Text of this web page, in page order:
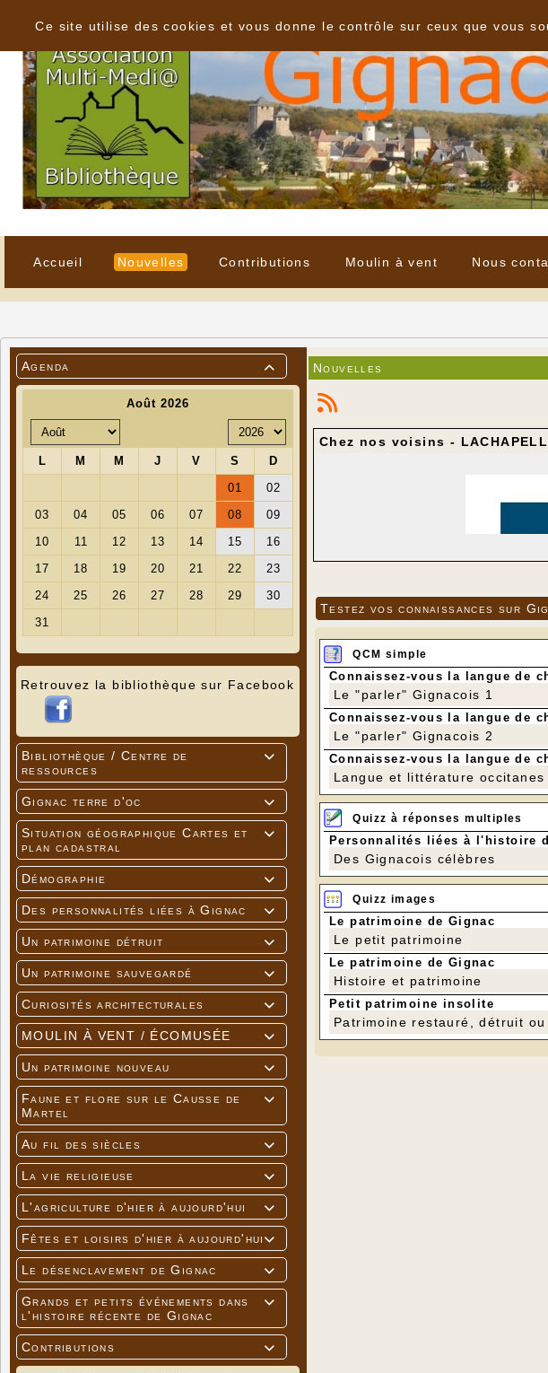
Accueil Nouvelles Contributions Moulin à vent Nous

Agenda
Retrouvez la bibliothèque sur Facebook

Bibliothèque / Centre de
ressources

Gignac terre d'oc

Situation géographique Cartes et
plan cadastral

Démographie

Des personnalités liées à Gignac

Un patrimoine détruit

Un patrimoine sauvegardé

Curiosités architecturales

MOULIN À VENT / ÉCOMUSÉE

Un patrimoine nouveau

Faune et flore sur le Causse de
Martel

Au fil des siècles

La vie religieuse

L'agriculture d'hier à aujourd'hui

Fêtes et loisirs d'hier à aujourd'hui

Le désenclavement de Gignac

Grands et petits événements dans
l'histoire récente de Gignac

Contributions
Nouvelles
Chez nos voisins -
Testez vos connaissances sur
QCM simple
Connaissez-vous la langue de
Le "parler" Gignacois 1
Connaissez-vous la langue de
Le "parler" Gignacois 2
Connaissez-vous la langue de
Langue et littérature occitanes
Quizz à réponses multiples
Personnalités liées à l'histoire
Des Gignacois célèbres
Quizz images
Le patrimoine de Gignac
Le petit patrimoine
Le patrimoine de Gignac
Histoire et patrimoine
Petit patrimoine insolite
Patrimoine restauré, détruit
Ce site utilise des cookies et vous donne le contrôle sur ceux que vous